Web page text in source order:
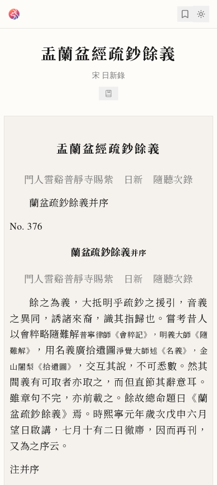
盂蘭盆經疏鈔餘義
宋 日新錄
盂蘭盆經疏鈔餘義
門人霅谿普靜寺賜紫 日新 隨聽次錄
蘭盆疏鈔餘義并序
No. 376
蘭盆疏鈔餘義并序
門人霅谿普靜寺賜紫 日新 隨聽次錄
餘之為義 ， 大抵明乎疏鈔之援引 ， 音義
之異同 ，誘諸來裔 ， 識其指歸也 。 嘗考昔人
以會粹略隨難解普寧律師 《會粹記》， 明義大師 《隨
難解》 ， 用名義廣拾遺圖淨覺大師述 《名義》， 金
山闍梨 《拾遺圖》 ， 交互其說 ， 不可悉數 。 然其
間義有可取者亦取之 ， 而但直節其辭意耳 。
雖章句不完 ，亦前載之 。 餘故總命題曰 《蘭
盆疏鈔餘義》 焉 。 時熙寧元年歲次戊申六月
望 日啟講 ， 七月十有二日徹廗 ， 因而再刊 ，
又為之序云 。
注并序